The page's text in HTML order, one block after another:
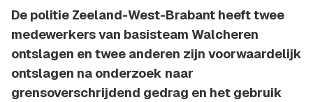
De politie Zeeland-West-Brabant heeft twee
medewerkers van basisteam Walcheren
ontslagen en twee anderen zijn voorwaardelijk
ontslagen na onderzoek naar
grensoverschrijdend gedrag en het gebruik